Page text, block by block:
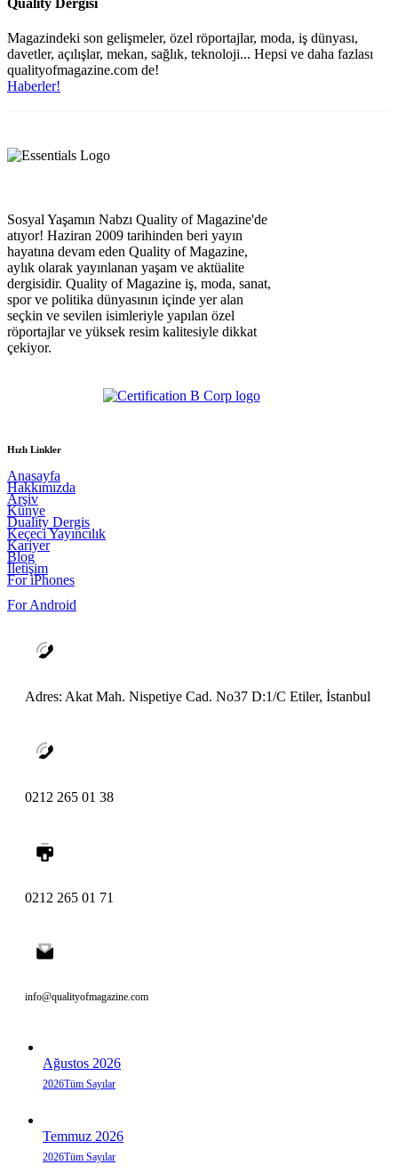
Magazindeki son gelişmeler, özel röportajlar, moda, iş dünyası,
davetler, açılışlar, mekan, sağlık, teknoloji... Hepsi ve daha fazlası
qualityofmagazine.com de!
Haberler!
Sosyal Yaşamın Nabzı Quality of Magazine'de
atıyor! Haziran 2009 tarihinden beri yayın
hayatına devam eden Quality of Magazine,
aylık olarak yayınlanan yaşam ve aktüalite
dergisidir. Quality of Magazine iş, moda, sanat,
spor ve politika dünyasının içinde yer alan
seçkin ve sevilen isimleriyle yapılan özel
röportajlar ve yüksek resim kalitesiyle dikkat
çekiyor.
Hızlı Linkler
Anasayfa
Hakkımızda
Arşiv
Künye
Duality Dergis
Keçeci Yayıncılık
Kariyer
Blog
İletişim
For iPhones
For Android
Adres: Akat Mah. Nispetiye Cad. No37 D:1/C Etiler, İstanbul
0212 265 01 38
0212 265 01 71
info@qualityofmagazine.com
Ağustos 2026
2026Tüm Sayılar
Temmuz 2026
2026Tüm Sayılar